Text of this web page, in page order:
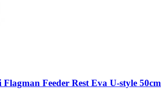
Feeder Rest Eva U-style 50сm